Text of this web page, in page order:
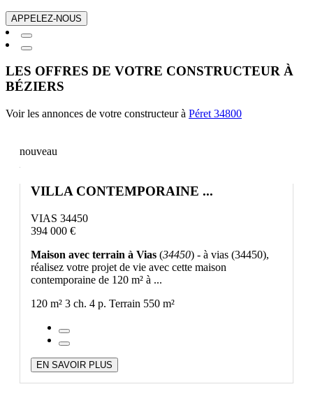
APPELEZ-NOUS
LES OFFRES DE VOTRE CONSTRUCTEUR À
BÉZIERS
Voir les annonces de votre constructeur à Péret 34800
nouveau
VILLA CONTEMPORAINE ...
VIAS 34450
394 000 €
Maison avec terrain à Vias (34450) - à vias (34450),
réalisez votre projet de vie avec cette maison
contemporaine de 120 m² à ...
120 m² 3 ch. 4 p. Terrain 550 m²
EN SAVOIR PLUS